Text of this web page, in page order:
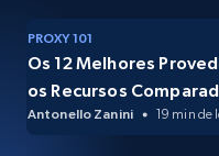
PROXY 101
Os 12 Melhores
os Recursos
Antonello Zanini 19 min de